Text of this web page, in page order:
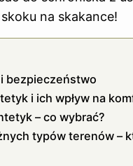
na skakance!
bezpieczeństwo
i ich wpływ na
– co wybrać?
typów terenów –